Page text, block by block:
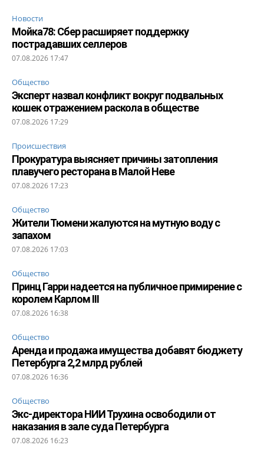
Новости
Мойка78: Сбер расширяет поддержку
пострадавших селлеров
07.08.2026 17:47
Общество
Эксперт назвал конфликт вокруг подвальных
кошек отражением раскола в обществе
07.08.2026 17:29
Происшествия
Прокуратура выясняет причины затопления
плавучего ресторана в Малой Неве
07.08.2026 17:23
Общество
Жители Тюмени жалуются на мутную воду с
запахом
07.08.2026 17:03
Общество
Принц Гарри надеется на публичное примирение с
королем Карлом III
07.08.2026 16:38
Общество
Аренда и продажа имущества добавят бюджету
Петербурга 2,2 млрд рублей
07.08.2026 16:36
Общество
Экс-директора НИИ Трухина освободили от
наказания в зале суда Петербурга
07.08.2026 16:23